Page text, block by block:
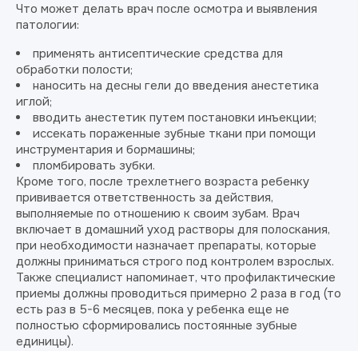
Что может делать врач после осмотра и выявления
патологии:
применять антисептические средства для
обработки полости;
наносить на десны гели до введения анестетика
иглой;
вводить анестетик путем постановки инъекции;
иссекать пораженные зубные ткани при помощи
инструментария и бормашины;
пломбировать зубки.
Кроме того, после трехлетнего возраста ребенку
прививается ответственность за действия,
выполняемые по отношению к своим зубам. Врач
включает в домашний уход растворы для полоскания,
при необходимости назначает препараты, которые
должны приниматься строго под контролем взрослых.
Также специалист напоминает, что профилактические
приемы должны проводиться примерно 2 раза в год (то
есть раз в 5-6 месяцев, пока у ребенка еще не
полностью сформировались постоянные зубные
единицы).